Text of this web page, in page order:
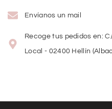
Envíanos un mail
Recoge tus pedidos en:
Local - 02400 Hellín